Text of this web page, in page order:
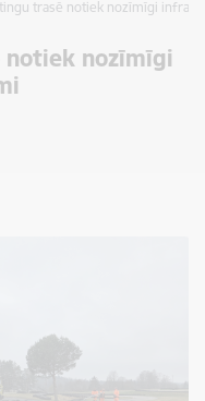
trasē notiek nozīmīgi
nozīmīgi